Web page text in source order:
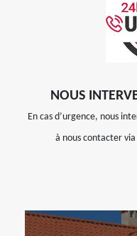
NOUS
En cas d’urgence, nous
à nous contacter